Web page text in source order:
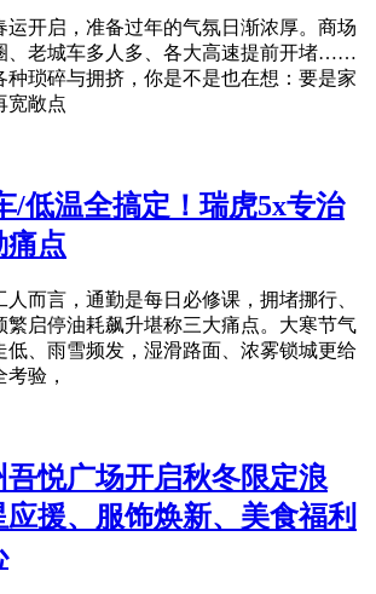
运开启，准备过年的气氛日渐浓厚。商场
、老城车多人多、各大高速提前开堵……
种琐碎与拥挤，你是不是也在想：要是家
宽敞点
/低温全搞定！瑞虎5x专治
痛点
人而言，通勤是每日必修课，拥堵挪行、
繁启停油耗飙升堪称三大痛点。大寒节气
低、雨雪频发，湿滑路面、浓雾锁城更给
验，
吾悦广场开启秋冬限定浪
援、服饰焕新、美食福利